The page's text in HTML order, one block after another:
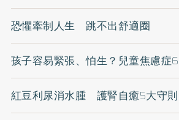
恐懼牽制人生 跳不出舒適圈
孩子容易緊張、怕生？兒童焦慮症
紅豆利尿消水腫 護腎自癒5大守則